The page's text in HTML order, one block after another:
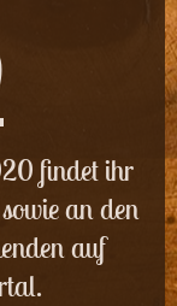
findet ihr
an den
auf